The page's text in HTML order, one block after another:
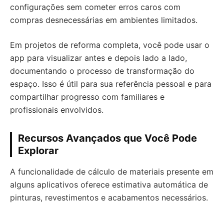
configurações sem cometer erros caros com
compras desnecessárias em ambientes limitados.
Em projetos de reforma completa, você pode usar o
app para visualizar antes e depois lado a lado,
documentando o processo de transformação do
espaço. Isso é útil para sua referência pessoal e para
compartilhar progresso com familiares e
profissionais envolvidos.
Recursos Avançados que Você Pode
Explorar
A funcionalidade de cálculo de materiais presente em
alguns aplicativos oferece estimativa automática de
pinturas, revestimentos e acabamentos necessários.